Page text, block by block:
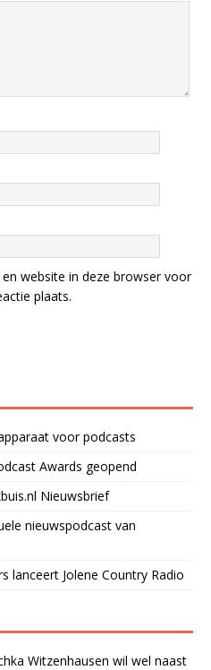
website in deze browser voor
plaats.
voor podcasts
Awards geopend
Nieuwsbrief
nieuwspodcast van
lanceert Jolene Country Radio
Witzenhausen wil wel naast